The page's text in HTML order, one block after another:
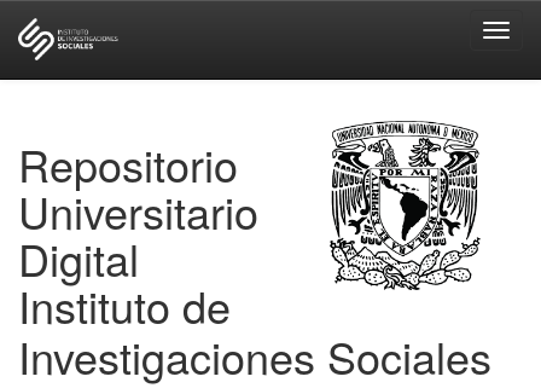
Repositorio
Universitario
Digital
Instituto de
Investigaciones Sociales